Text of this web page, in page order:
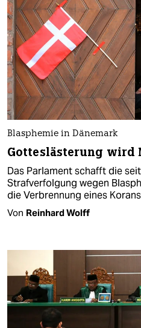
Blasphemie in Dänemark
Gotteslästerung wird
Das Parlament schafft die
Strafverfolgung wegen
die Verbrennung eines
Von Reinhard Wolff